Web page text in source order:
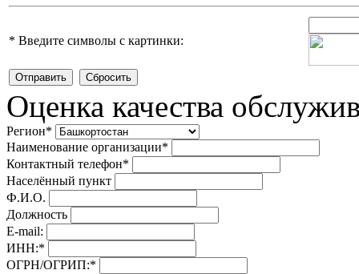
* Введите символы с картинки:
Оценка качества
Регион*
Наименование организации*
Контактный телефон*
Населённый пункт
Ф.И.О.
Должность
E-mail:
ИНН:*
ОГРН/ОГРИП:*